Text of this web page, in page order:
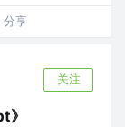
分享
关注